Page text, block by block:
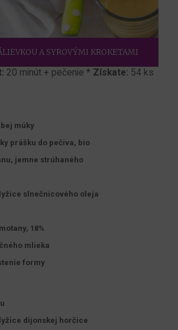
A SYROVÝMI KROKETAMI
20 minút + pečenie * Získate: 54 ks
múky
prášku do pečiva, bio
jemne strúhaného
slnečnicového oleja
18%
mlieka
formy
dijonskej horčice